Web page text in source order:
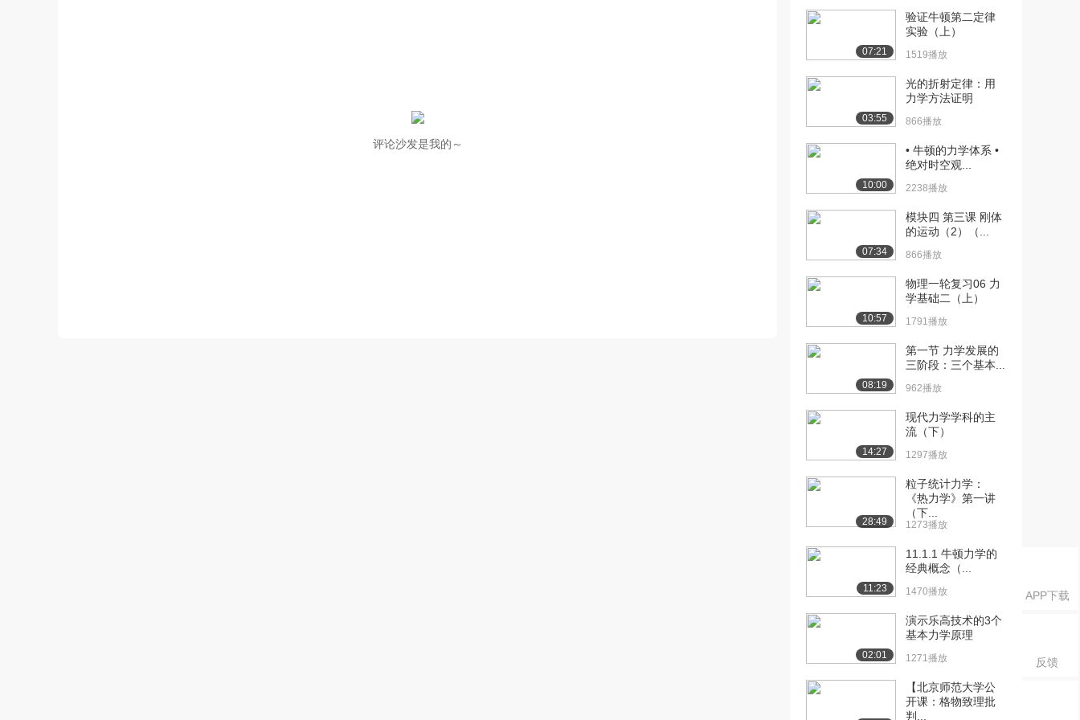
APP下载
反馈
评论沙发是我的～
[10] 1.2 速度、加速度的分
量形式（2...
1966播放
08:54
[11] 1.2 速度、加速度的分
08:54
[12] 1.4 质点运动定律
05:29
[13] 1.4 质点运动定律
05:26
[14] 1.4 质点运动定律
11:12
[15] 1.4 质点运动定律
11:18
07:21
验证牛顿第二定律
实验（上）
1519播放
03:55
光的折射定律：用
力学方法证明
866播放
10:00
• 牛顿的力学体系 •
绝对时空观...
2238播放
07:34
模块四 第三课 刚体
的运动（2）（...
866播放
10:57
物理一轮复习06 力
学基础二（上）
1791播放
08:19
第一节 力学发展的
三阶段：三个基本...
962播放
14:27
现代力学学科的主
流（下）
1297播放
28:49
粒子统计力学：
《热力学》第一讲
（下...
1273播放
11:23
11.1.1 牛顿力学的
经典概念（...
1470播放
02:01
演示乐高技术的3个
基本力学原理
1271播放
【北京师范大学公
开课：格物致理批
判...